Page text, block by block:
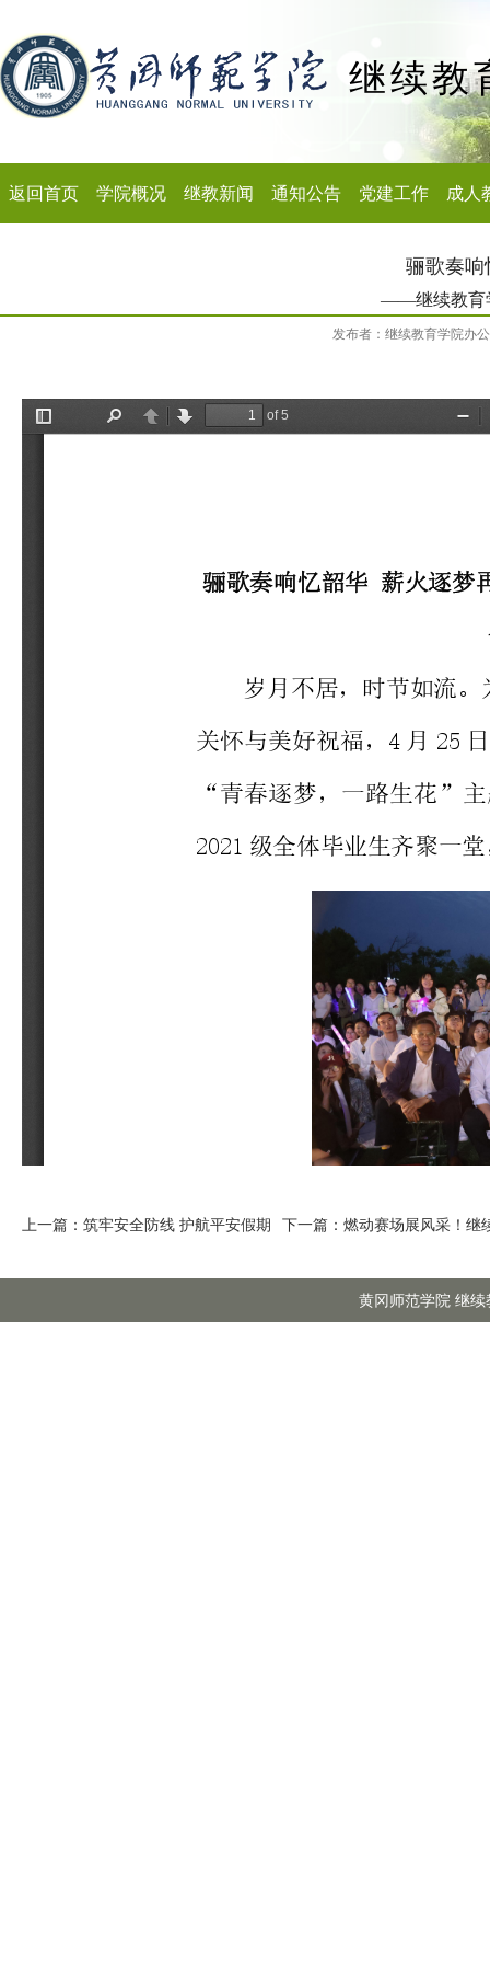
继续教
返回首页 学院概况 继教新闻 通知公告 党建工作 成人
骊歌奏
——继续教育
发布者：继续教育学院办
上一篇： 筑牢安全防线 护航平安假期 下一篇： 燃动赛场展风采！继
黄冈师范学院 继